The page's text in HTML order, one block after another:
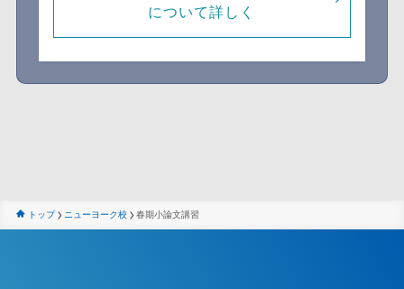
について詳しく
トップ ニューヨーク校 春期小論文講習